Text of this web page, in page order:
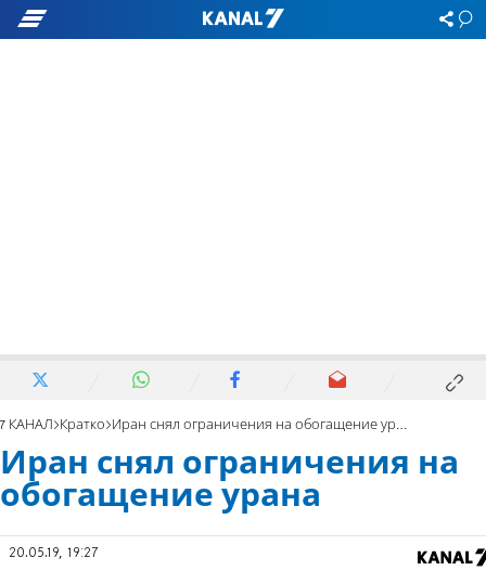
7 КАНАЛ Кратко Иран снял ограничения на обогащение урана
Иран снял ограничения на
обогащение урана
20.05.19, 19:27